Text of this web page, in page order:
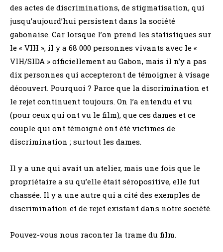
des actes de discriminations, de stigmatisation, qui
jusqu’aujourd’hui persistent dans la société
gabonaise. Car lorsque l’on prend les statistiques sur
le « VIH », il y a 68 000 personnes vivants avec le «
VIH/SIDA » officiellement au Gabon, mais il n’y a pas
dix personnes qui accepteront de témoigner à visage
découvert. Pourquoi ? Parce que la discrimination et
le rejet continuent toujours. On l’a entendu et vu
(pour ceux qui ont vu le film), que ces dames et ce
couple qui ont témoigné ont été victimes de
discrimination ; surtout les dames.
Il y a une qui avait un atelier, mais une fois que le
propriétaire a su qu’elle était séropositive, elle fut
chassée. Il y a une autre qui a cité des exemples de
discrimination et de rejet existant dans notre société.
Pouvez-vous nous raconter la trame du film.